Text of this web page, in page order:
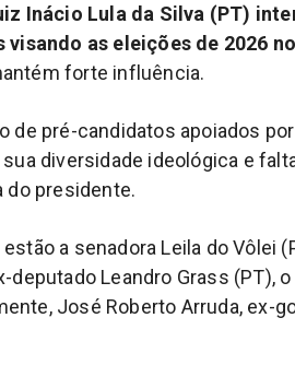
Inácio Lula da Silva (PT)
visando as eleições de 2026
forte influência.
de pré-candidatos apoiados
sua diversidade ideológica e
do presidente.
a senadora Leila do Vôlei
deputado Leandro Grass (PT),
José Roberto Arruda, ex-